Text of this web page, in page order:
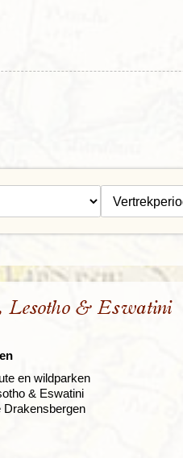
& Eswatini
en wildparken
& Eswatini
Drakensbergen